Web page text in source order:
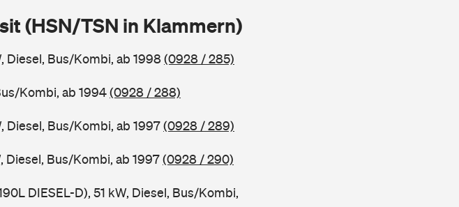
(HSN/TSN in Klammern)
Diesel, Bus/Kombi, ab 1998(0928 / 285)
Kombi, ab 1994(0928 / 288)
Diesel, Bus/Kombi, ab 1997(0928 / 289)
Diesel, Bus/Kombi, ab 1997(0928 / 290)
DIESEL-D), 51 kW, Diesel, Bus/Kombi,